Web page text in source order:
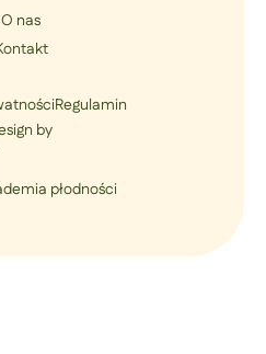
O nas
płodności
Regulamin
by